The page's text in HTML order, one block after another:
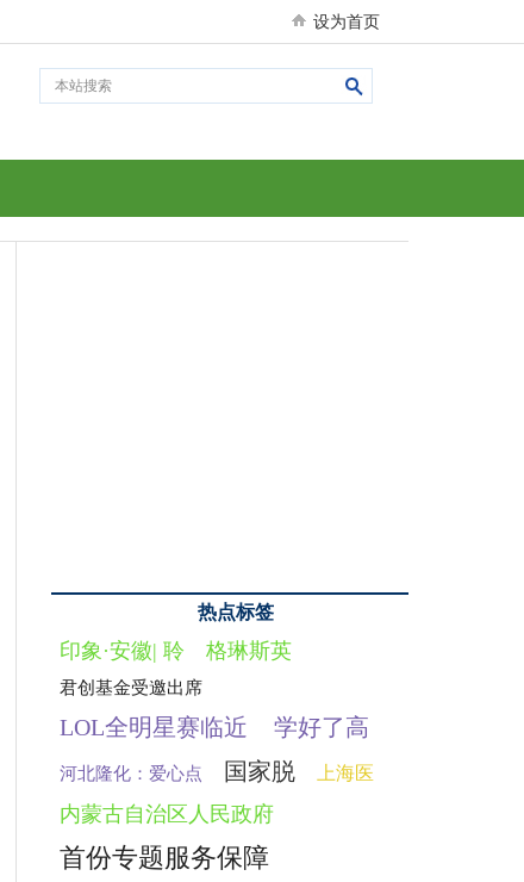
设为首页
热点标签
印象·安徽| 聆 格琳斯英
君创基金受邀出席
LOL全明星赛临近 学好了高
河北隆化：爱心点 国家脱 上海医
内蒙古自治区人民政府
首份专题服务保障